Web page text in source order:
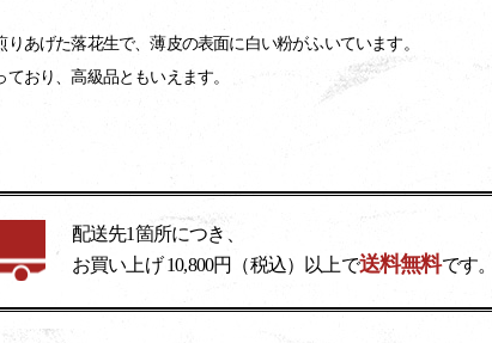
あげた落花生で、薄皮の表面に白い粉がふいています。
おり、高級品ともいえます。
配送先1箇所につき、
お買い上げ 10,800円（税込）以上で送料無料です